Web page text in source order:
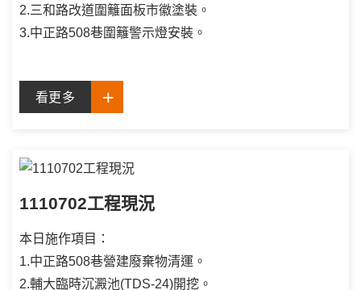
2.三和路改道圍籬面板市徽塗裝。
3.中正路508巷圍籬警示燈安裝。
看更多
1110702工程現況
本日施作項目：
1.中正路508巷營建廢棄物清運。
2.輔大臨時沉澱池(TDS-24)開挖。